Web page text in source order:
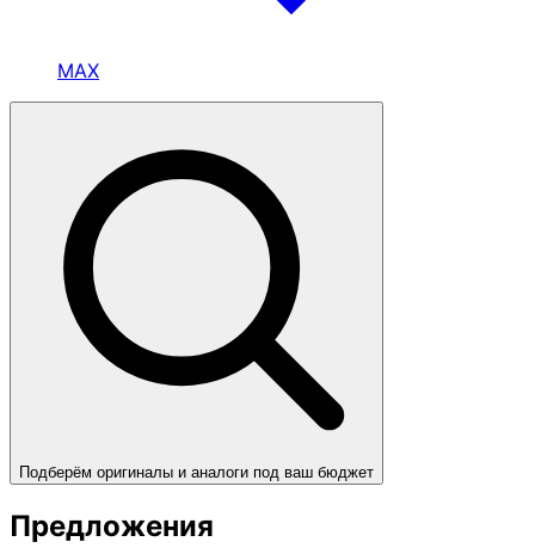
MAX
Подберём оригиналы и аналоги под ваш бюджет
Предложения